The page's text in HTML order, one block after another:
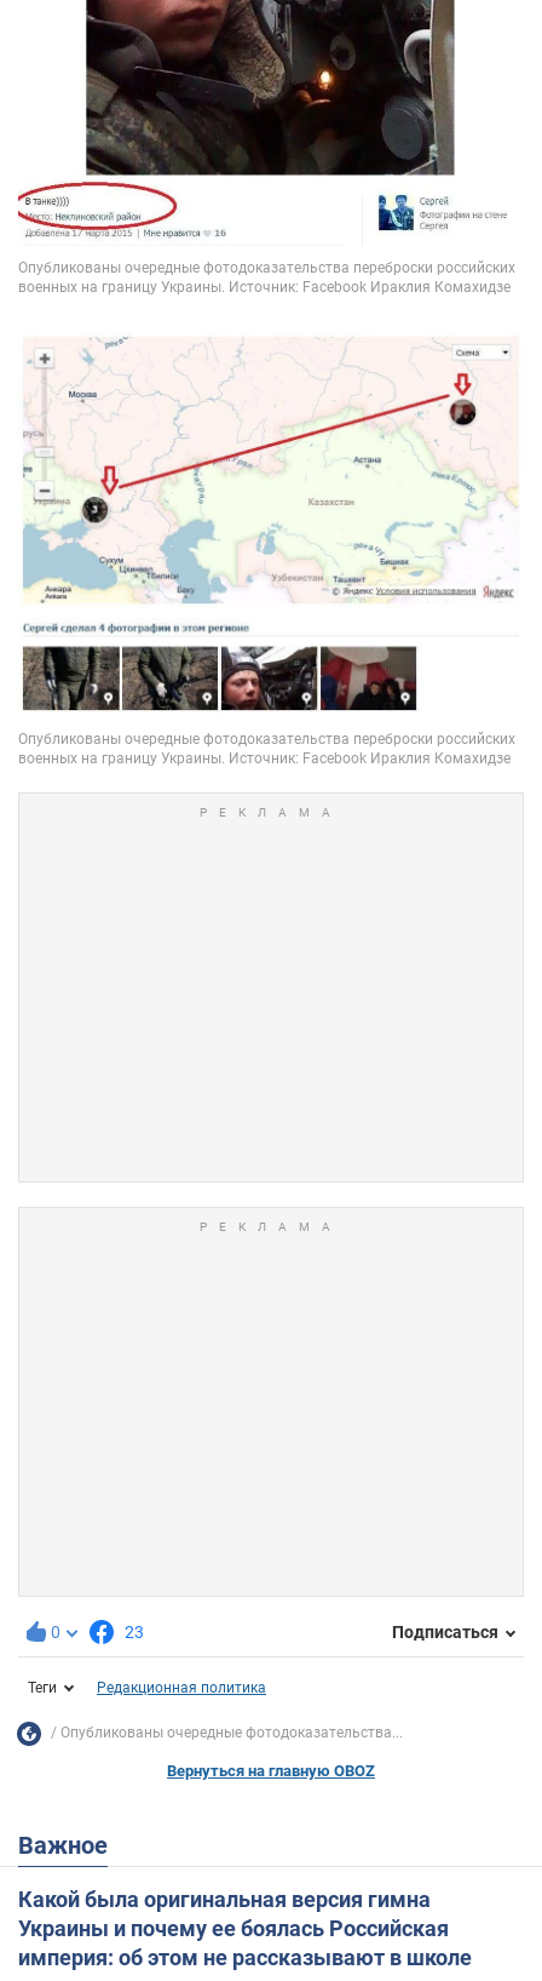
0 23 Подписаться
Теги Редакционная политика
Опубликованы очередные фотодоказательства...
Вернуться на главную OBOZ
Важное
Какой была оригинальная версия гимна
Украины и почему ее боялась Российская
империя: об этом не рассказывают в школе